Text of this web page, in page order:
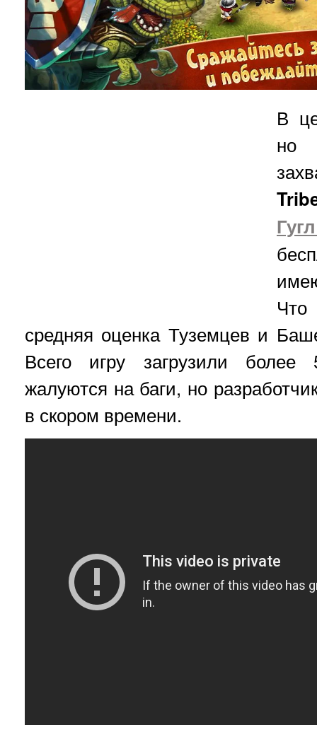
В
Что
средняя оценка Туземцев и
Всего игру загрузили более
жалуются на баги, но
в скором времени.